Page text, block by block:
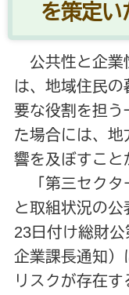
を策定い
公共性と企業
は、地域住民
要な役割を担う
た場合には、
響を及ぼすこと
「第三セクタ
と取組状況の公
23日付け総財
企業課長通知）
リスクが存在